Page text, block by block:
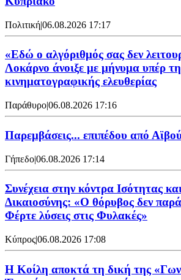
Πολιτική|06.08.2026 17:17
«Εδώ ο αλγόριθμός σας δεν
Λοκάρνο άνοιξε με μήνυμα υπέρ
κινηματογραφικής ελευθερίας
Παράθυρο|06.08.2026 17:16
Παρεμβάσεις... επιπέδου από
Γήπεδο|06.08.2026 17:14
Συνέχεια στην κόντρα Ισότητας
Δικαιοσύνης: «Ο θόρυβος δεν
Φέρτε λύσεις στις Φυλακές»
Κύπρος|06.08.2026 17:08
Η Κοίλη αποκτά τη δική της